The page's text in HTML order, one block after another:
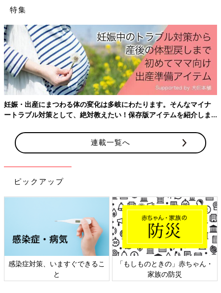
自然に治ることが多いようですが、気になることは医師に聞いて
うなので、「なんだかおかしい」と思ったら、早めに対処しまし
ょう。（文・ひよこクラブ編集部）
監修／【小児科医】山中龍宏 先生
初回公開日 2019/08/28
育児中におススメのアプリ
アプリ「まいにちのたまひよ」
妊娠日数・生後日数に合わせて専門家のアドバイスを毎日お届
特集
妊娠・出産にまつわる体の変化は多岐にわたります。そんなマイナ
ートラブル対策として、絶対教えたい！保存版アイテムを紹介しま
連載一覧へ
ピックアップ
感染症対策、いますぐできるこ
と
「もしものときの」赤ちゃん・
家族の防災